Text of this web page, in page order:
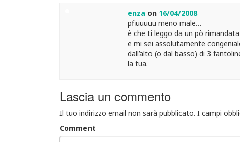
enza on 16/04/2008
pfiuuuuu meno male…
è che ti leggo da un pò
e mi sei assolutamente
dall’alto (o dal basso) di 3
la tua.
Lascia un commento
Il tuo indirizzo email non sarà pubblicato. I campi
Comment